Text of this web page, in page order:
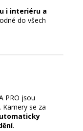
i interiéru a
do všech
PRO jsou
. Kamery se za
.